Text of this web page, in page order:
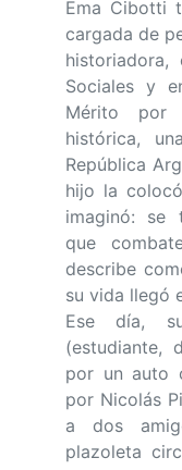
Ema Cibotti
cargada de
Sociales y
Mérito por
histórica,
República
hijo la
imaginó: se
que
describe
su vida llegó
Ese día,
(estudiante,
por un auto
por Nicolás
a dos
plazoleta